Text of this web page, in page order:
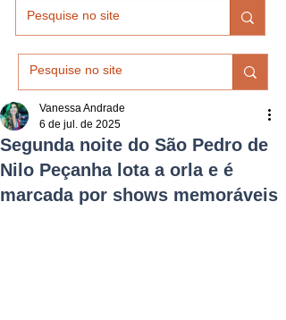
Segunda noite do São Pedro de
Nilo Peçanha lota a orla e é
marcada por shows memoráveis
Vanessa Andrade
6 de jul. de 2025